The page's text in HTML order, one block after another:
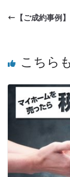
【ご成約事例
こちら